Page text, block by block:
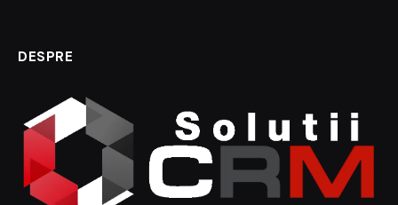
DESPRE